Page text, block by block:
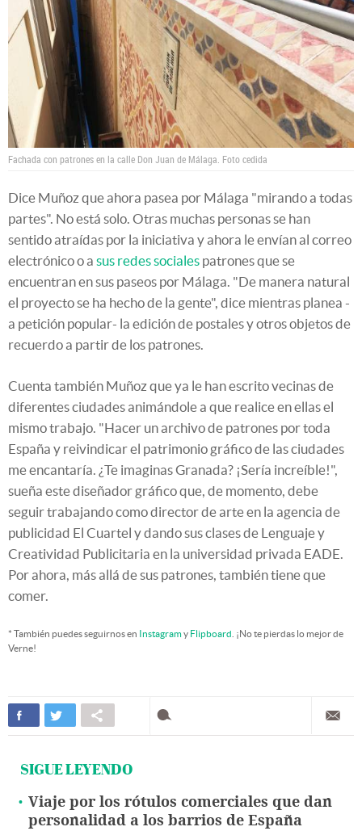
Fachada con patrones en la calle Don Juan de Málaga. Foto cedida
Dice Muñoz que ahora pasea por Málaga "mirando a todas
partes". No está solo. Otras muchas personas se han
sentido atraídas por la iniciativa y ahora le envían al correo
electrónico o a sus redes sociales patrones que se
encuentran en sus paseos por Málaga. "De manera natural
el proyecto se ha hecho de la gente", dice mientras planea -
a petición popular- la edición de postales y otros objetos de
recuerdo a partir de los patrones.
Cuenta también Muñoz que ya le han escrito vecinas de
diferentes ciudades animándole a que realice en ellas el
mismo trabajo. "Hacer un archivo de patrones por toda
España y reivindicar el patrimonio gráfico de las ciudades
me encantaría. ¿Te imaginas Granada? ¡Sería increíble!",
sueña este diseñador gráfico que, de momento, debe
seguir trabajando como director de arte en la agencia de
publicidad El Cuartel y dando sus clases de Lenguaje y
Creatividad Publicitaria en la universidad privada EADE.
Por ahora, más allá de sus patrones, también tiene que
comer.
* También puedes seguirnos en Instagramy Flipboard . ¡No te pierdas lo mejor de
Verne!
SIGUE LEYENDO
Viaje por los rótulos comerciales que dan
personalidad a los barrios de España